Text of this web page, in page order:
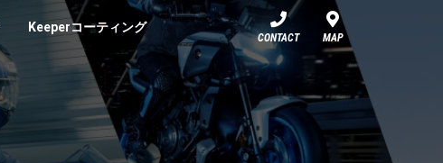
Keeperコーティング
CONTACT MAP